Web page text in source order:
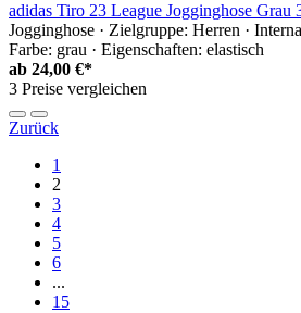
adidas Tiro 23 League Jogginghose Grau
Jogginghose · Zielgruppe: Herren ·
Farbe: grau · Eigenschaften: elastisch
ab 24,00 €*
3 Preise vergleichen
Zurück
1
2
3
4
5
6
...
15